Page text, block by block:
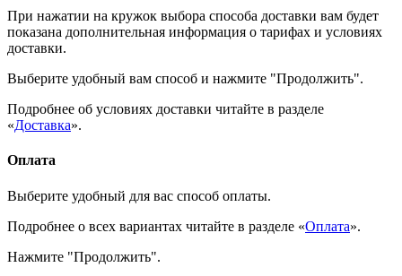
При нажатии на кружок выбора способа доставки вам будет
показана дополнительная информация о тарифах и условиях
доставки.
Выберите удобный вам способ и нажмите "Продолжить".
Подробнее об условиях доставки читайте в разделе
«Доставка».
Оплата
Выберите удобный для вас способ оплаты.
Подробнее о всех вариантах читайте в разделе «Оплата».
Нажмите "Продолжить".